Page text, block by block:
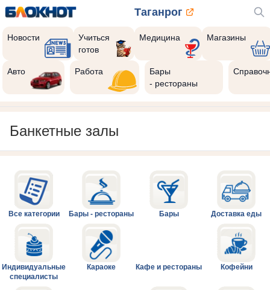
Таганрог
Новости
Учиться
готов
Медицина Магазины
Авто Работа
Бары
- рестораны
Банкетные залы
Все категории Бары - рестораны Бары Доставка еды
Индивидуальные
специалисты
Караоке Кафе и рестораны Кофейни